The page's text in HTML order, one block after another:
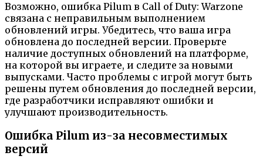
Возможно, ошибка Pilum в Call of Duty: Warzone
связана с неправильным выполнением
обновлений игры. Убедитесь, что ваша игра
обновлена до последней версии. Проверьте
наличие доступных обновлений на платформе,
на которой вы играете, и следите за новыми
выпусками. Часто проблемы с игрой могут быть
решены путем обновления до последней версии,
где разработчики исправляют ошибки и
улучшают производительность.
Ошибка Pilum из-за несовместимых
версий